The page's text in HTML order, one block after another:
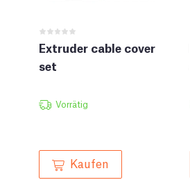
Extruder cable cover
set
Vorrätig
Kaufen